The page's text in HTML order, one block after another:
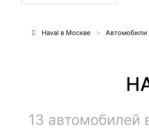
Haval в Москве Автомобили
13 автомобилей